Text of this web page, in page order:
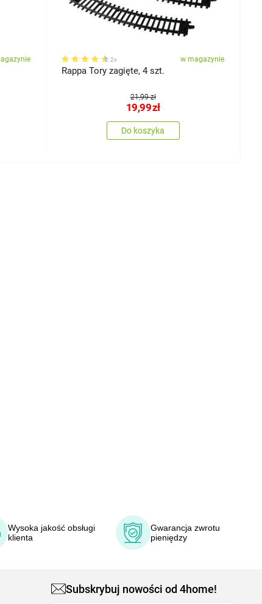
2x w magazynie
Rappa Tory zagięte, 4 szt.
21,99 zł
19,99zł
Do koszyka
Wysoka jakość obsługi
klienta
Gwarancja zwrotu
pieniędzy
Subskrybuj nowości od 4home!